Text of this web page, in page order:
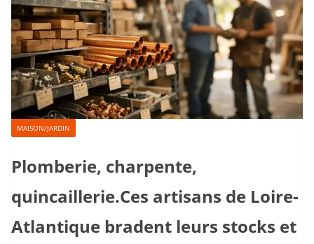
MAISON/JARDIN
Plomberie, charpente,
quincaillerie.Ces artisans de Loire-
Atlantique bradent leurs stocks et